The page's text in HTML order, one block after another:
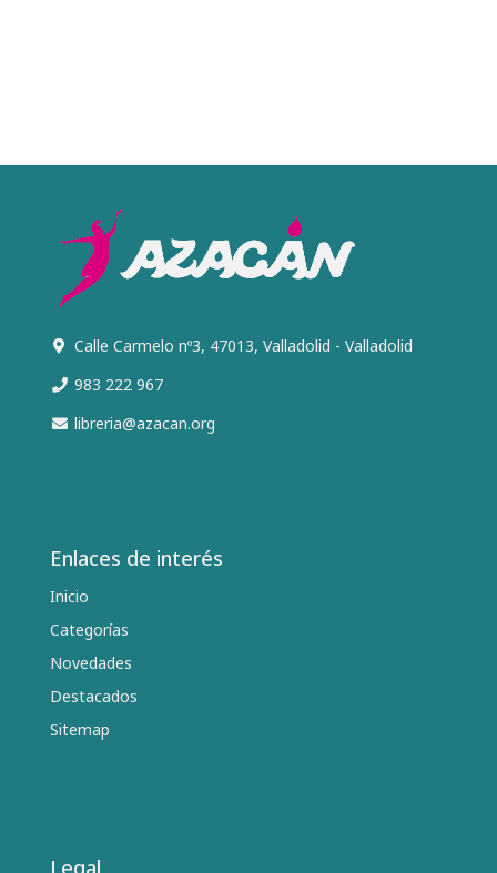
Calle Carmelo nº3, 47013, Valladolid - Valladolid
983 222 967
libreria@azacan.org
Enlaces de interés
Inicio
Categorías
Novedades
Destacados
Sitemap